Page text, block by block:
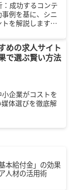
：成功するコンテ
例を基に、シニ
を解説します。
めの求人サイト
で選ぶ賢い方法
企業がコストを
体選びを徹底解
本給付金」の効果
人材の活用術